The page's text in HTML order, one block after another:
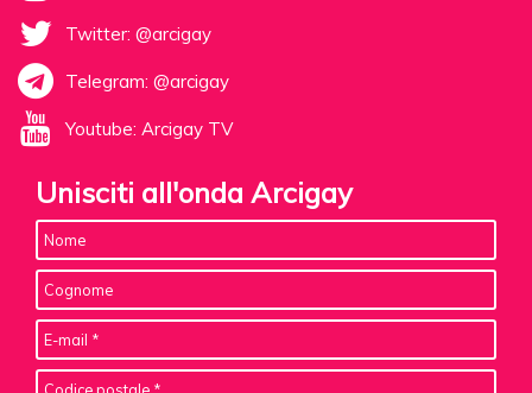
Twitter: @arcigay
Telegram: @arcigay
Youtube: Arcigay TV
Unisciti all'onda Arcigay